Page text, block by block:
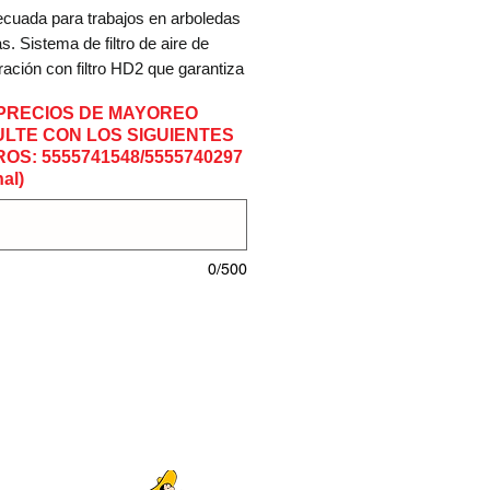
para trabajos en arboledas
Sistema de filtro de aire de
con filtro HD2 que garantiza
de motor siempre óptima,
fácil gracias a una sola posición
función de botón de stop,
en la tapa del piñón de
DE MAYOREO
CON LOS SIGUIENTES
5555741548/5555740297
0/500